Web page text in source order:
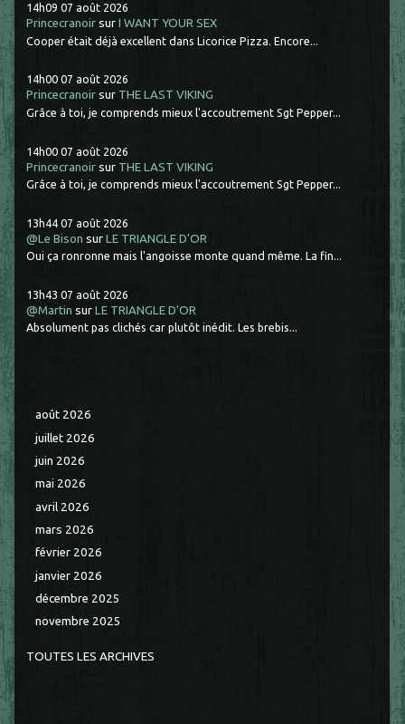
14h09 07 août 2026
Princecranoir surI WANT YOUR SEX
Cooper était déjà excellent dans Licorice Pizza. Encore...
14h00 07 août 2026
Princecranoir sur THE LAST VIKING
Grâce à toi, je comprends mieux l'accoutrement Sgt Pepper...
14h00 07 août 2026
Princecranoir sur THE LAST VIKING
Grâce à toi, je comprends mieux l'accoutrement Sgt Pepper...
13h44 07 août 2026
@Le Bison surLE TRIANGLE D'OR
Oui ça ronronne mais l'angoisse monte quand même. La fin...
13h43 07 août 2026
@Martin surLE TRIANGLE D'OR
Absolument pas clichés car plutôt inédit. Les brebis...
août 2026
juillet 2026
juin 2026
mai 2026
avril 2026
mars 2026
février 2026
janvier 2026
décembre 2025
novembre 2025
TOUTES LES ARCHIVES